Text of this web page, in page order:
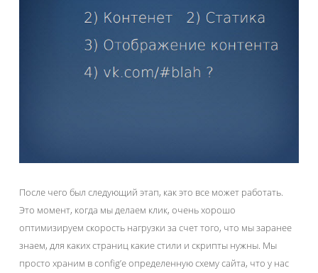
После чего был следующий этап, как это все может работать.
Это момент, когда мы делаем клик, очень хорошо
оптимизируем скорость нагрузки за счет того, что мы заранее
знаем, для каких страниц какие стили и скрипты нужны. Мы
просто храним в config’е определенную схему сайта, что у нас